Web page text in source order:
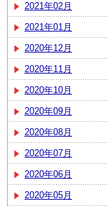
2021年02月
2021年01月
2020年12月
2020年11月
2020年10月
2020年09月
2020年08月
2020年07月
2020年06月
2020年05月